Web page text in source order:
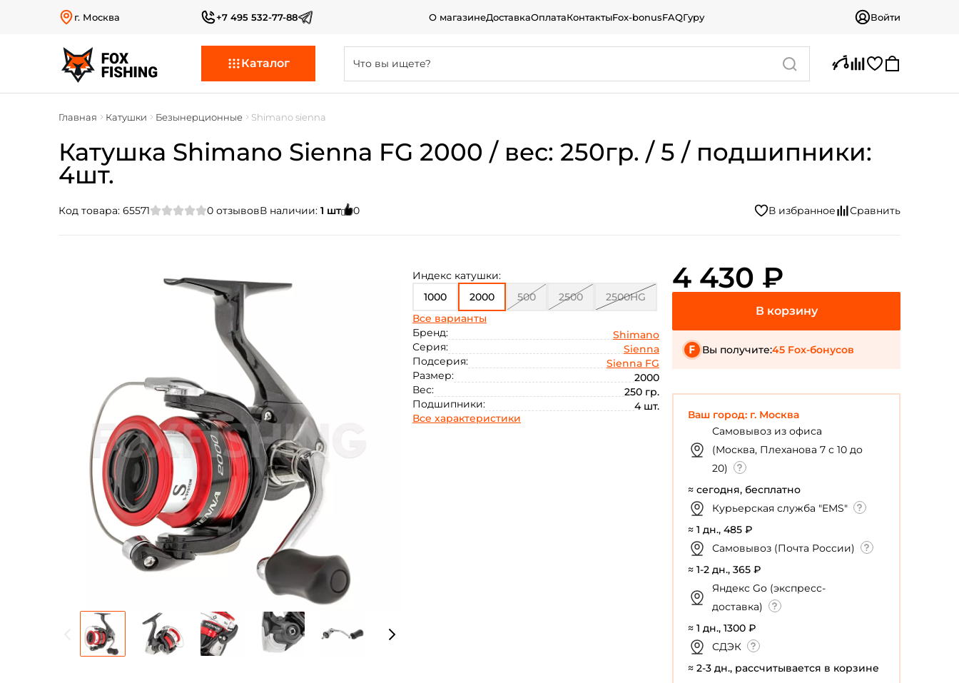
г. Москва +7 495 532-77-88 О магазинеДоставкаОплатаКонтактыFox-bonusFAQГуру Войти
Каталог
Главная Катушки Безынерционные Shimano sienna
Катушка Shimano Sienna FG 2000 / вес: 250гр. / 5 / подшипники:
4шт.
Код товара: 65571 0 отзывовВ наличии: 1 шт 0
Индекс катушки:
1000
2000 500 2500 2500HG
4000 C3000
Все варианты
Бренд:
Shimano
Серия:
Sienna
Подсерия:
Sienna FG
Размер:
2000
Вес:
250 гр.
Подшипники:
4 шт.
Все характеристики
4 430 ₽
Вы получите:45 Fox-бонусов
Ваш город: г. Москва
Самовывоз из офиса
(Москва, Плеханова 7 с 10 до
20)
≈ сегодня, бесплатно
Курьерская служба "EMS"
≈ 1 дн., 485 ₽
Самовывоз (Почта России)
≈ 1-2 дн., 365 ₽
Яндекс Go (экспресс-
доставка)
≈ 1 дн., 1300 ₽
СДЭК
≈ 2-3 дн., рассчитывается в корзине